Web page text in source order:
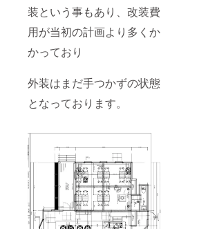
装という事もあり、改装費
用が当初の計画より多くか
かっており
外装はまだ手つかずの状態
となっております。